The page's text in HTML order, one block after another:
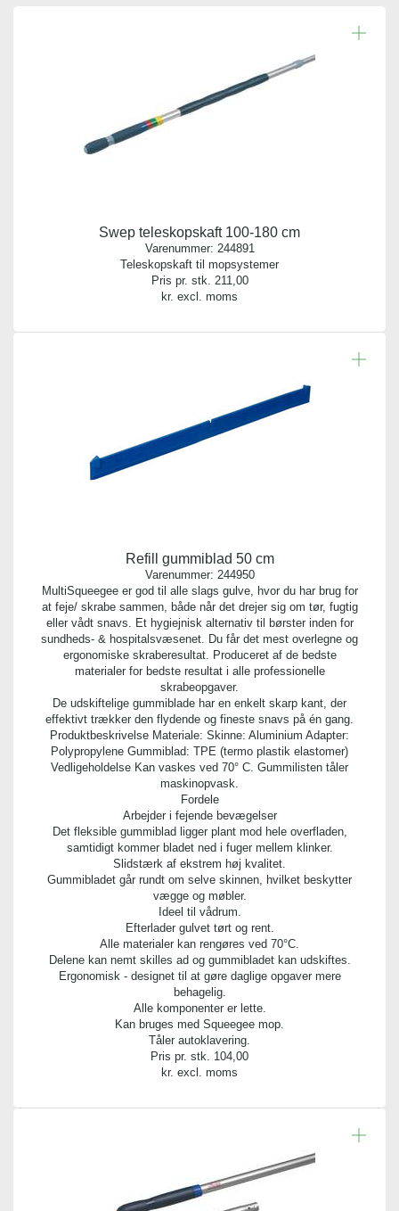
Vægt gram:
Indhold:
1 stk.
Swep teleskopskaft 100-180 cm
Varenummer: 244891
Teleskopskaft til mopsystemer
Pris pr. stk. 211,00
kr. excl. moms
Refill gummiblad 50 cm
Varenummer: 244950
MultiSqueegee er god til alle slags gulve, hvor du har brug for
at feje/ skrabe sammen, både når det drejer sig om tør, fugtig
eller vådt snavs. Et hygiejnisk alternativ til børster inden for
sundheds- & hospitalsvæsenet. Du får det mest overlegne og
ergonomiske skraberesultat. Produceret af de bedste
materialer for bedste resultat i alle professionelle
skrabeopgaver.
De udskiftelige gummiblade har en enkelt skarp kant, der
effektivt trækker den flydende og fineste snavs på én gang.
Produktbeskrivelse Materiale: Skinne: Aluminium Adapter:
Polypropylene Gummiblad: TPE (termo plastik elastomer)
Vedligeholdelse Kan vaskes ved 70° C. Gummilisten tåler
maskinopvask.
Fordele
Arbejder i fejende bevægelser
Det fleksible gummiblad ligger plant mod hele overfladen,
samtidigt kommer bladet ned i fuger mellem klinker.
Slidstærk af ekstrem høj kvalitet.
Gummibladet går rundt om selve skinnen, hvilket beskytter
vægge og møbler.
Ideel til vådrum.
Efterlader gulvet tørt og rent.
Alle materialer kan rengøres ved 70°C.
Delene kan nemt skilles ad og gummibladet kan udskiftes.
Ergonomisk - designet til at gøre daglige opgaver mere
behagelig.
Alle komponenter er lette.
Kan bruges med Squeegee mop.
Tåler autoklavering.
Pris pr. stk. 104,00
kr. excl. moms